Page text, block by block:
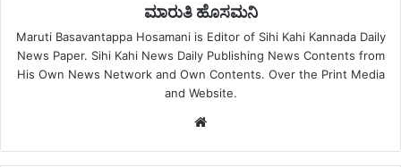
ಮಾರುತಿ ಹೊಸಮನಿ
Maruti Basavantappa Hosamani is Editor of Sihi Kahi Kannada Daily
News Paper. Sihi Kahi News Daily Publishing News Contents from
His Own News Network and Own Contents. Over the Print Media
and Website.
Website